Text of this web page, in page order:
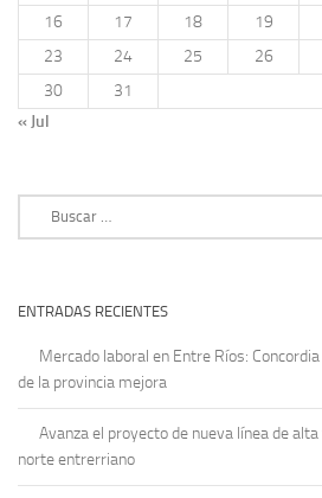
16
17 18 19
23
24 25 26
30
31
« Jul
Buscar:
ENTRADAS RECIENTES
Mercado laboral en Entre Ríos:
de la provincia mejora
Avanza el proyecto de nueva línea de
norte entrerriano